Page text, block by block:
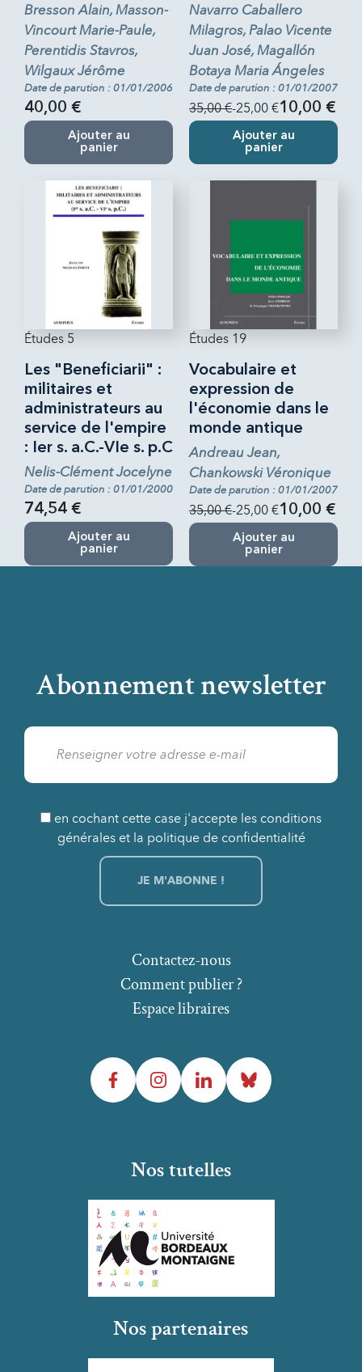
Bresson Alain, Masson-
Vincourt Marie-Paule,
Perentidis Stavros,
Wilgaux Jérôme
Date de parution : 01/01/2006
40,00 €
Ajouter au
panier
Navarro Caballero
Milagros, Palao Vicente
Juan José, Magallón
Botaya Maria Ángeles
Date de parution : 01/01/2007
35,00 €-25,00 €10,00 €
Ajouter au
panier
Études 5
Les "Beneficiarii" :
militaires et
administrateurs au
service de l'empire
: Ier s. a.C.-VIe s. p.C
Nelis-Clément Jocelyne
Date de parution : 01/01/2000
74,54 €
Ajouter au
panier
Études 19
Vocabulaire et
expression de
l'économie dans le
monde antique
Andreau Jean,
Chankowski Véronique
Date de parution : 01/01/2007
35,00 €-25,00 €10,00 €
Ajouter au
panier
Abonnement newsletter
en cochant cette case j'accepte les conditions
générales et la politique de confidentialité
Comment publier ?
Espace libraires
Contactez-nous
FacebookInstagramLinkedInBluesky
Nos tutelles
Nos partenaires